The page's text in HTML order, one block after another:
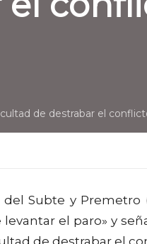
de destrabar el
Subte y Premetro
el paro» y
de destrabar el